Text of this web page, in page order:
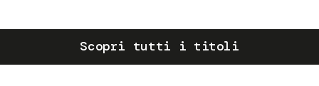
Scopri tutti i titoli